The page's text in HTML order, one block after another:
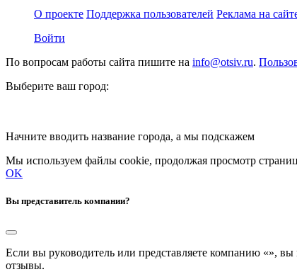
О проекте Поддержка пользователей Реклама на
Войти
По вопросам работы сайта пишите на info@otsiv.ru.
Выберите ваш город:
Начните вводить название города, а мы подскажем
Мы используем файлы cookie, продолжая просмотр
OK
Вы представитель компании?
Если вы руководитель или представляете компанию «», вы
отзывы.